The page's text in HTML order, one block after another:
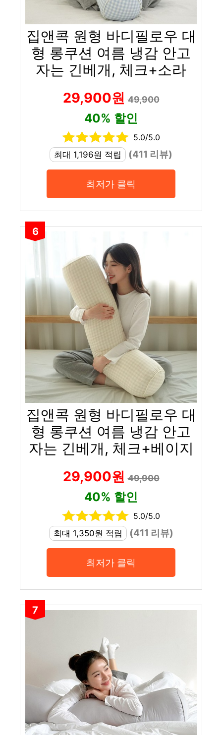
집앤콕 원형 바디필로우 대
형 롱쿠션 여름 냉감 안고
자는 긴베개, 체크+소라
29,900원49,900
40% 할인
5.0/5.0
최대 1,196원 적립
(411 리뷰)
최저가 클릭
6
집앤콕 원형 바디필로우 대
형 롱쿠션 여름 냉감 안고
자는 긴베개, 체크+베이지
29,900원49,900
40% 할인
5.0/5.0
최대 1,350원 적립
(411 리뷰)
최저가 클릭
7